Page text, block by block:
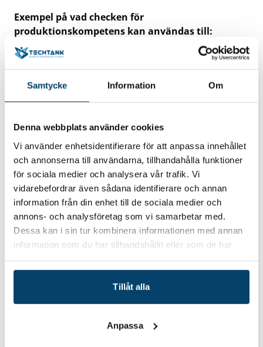
Samtycke Information Om
Denna webbplats använder cookies
Vi använder enhetsidentifierare för att anpassa innehållet
och annonserna till användarna, tillhandahålla funktioner
för sociala medier och analysera vår trafik. Vi
vidarebefordrar även sådana identifierare och annan
information från din enhet till de sociala medier och
annons- och analysföretag som vi samarbetar med.
Dessa kan i sin tur kombinera informationen med annan
information som du har tillhandahållit eller som de har
Tillåt alla
Anpassa
Exempel på vad checken för
produktionskompetens kan användas till:
Långsiktig insats med inslag av utbildning som
leder till höjd kompetens inom moderna
metoder för verksamhetsstyrning. Tillämpning
delvis är på högskolenivå. Exempel är kurser i
Deltagande i Produktionslyftets Utvecklings-
eller Fortsättningsprogram.
Stöd lämnas inte för investeringar, köp av material eller
mjukvara, kostnader för produktutveckling eller löpande
affärsutveckling, marknadsföring eller resor. Stöd lämnas
inte heller för kompetensutveckling eller utbildning som
automationslösningar eller verksamhetsstyrning.